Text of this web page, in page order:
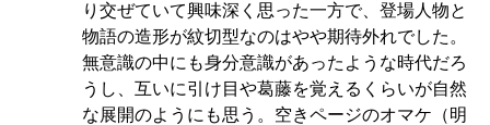
り交ぜていて興味深く思った一方で、登場人物と
物語の造形が紋切型なのはやや期待外れでした。
無意識の中にも身分意識があったような時代だろ
うし、互いに引け目や葛藤を覚えるくらいが自然
な展開のようにも思う。空きページのオマケ（明